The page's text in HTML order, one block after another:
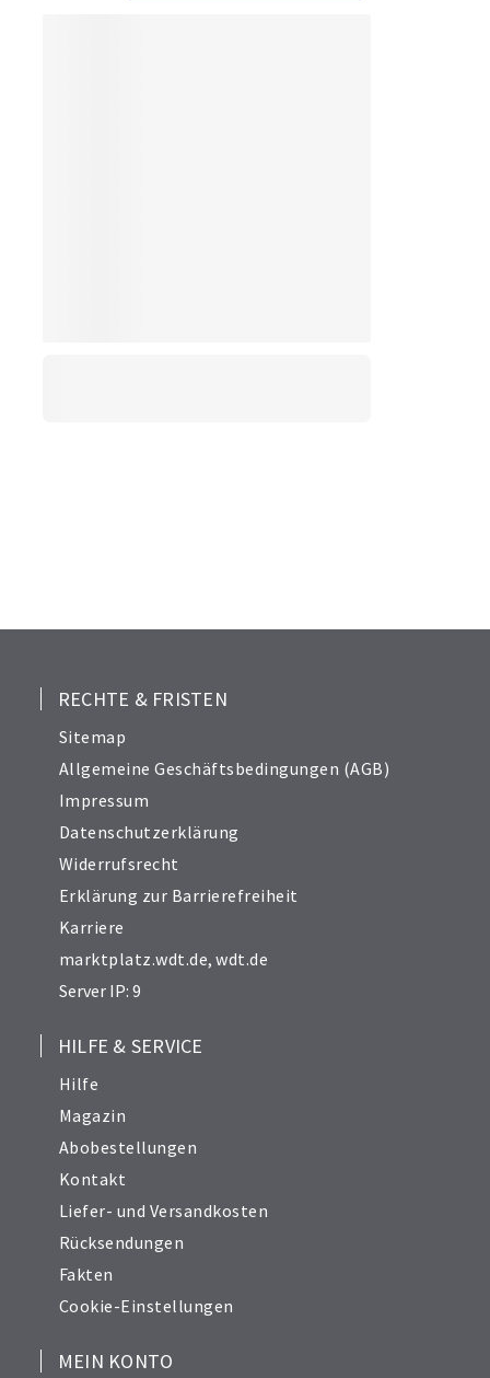
RECHTE & FRISTEN
Sitemap
Allgemeine Geschäftsbedingungen (AGB)
Impressum
Datenschutzerklärung
Widerrufsrecht
Erklärung zur Barrierefreiheit
Karriere
marktplatz.wdt.de,wdt.de
Server IP: 9
HILFE & SERVICE
Hilfe
Magazin
Abobestellungen
Kontakt
Liefer- und Versandkosten
Rücksendungen
Fakten
Cookie-Einstellungen
MEIN KONTO